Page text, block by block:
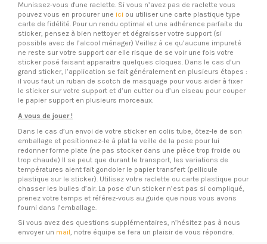
Munissez-vous d'une raclette. Si vous n’avez pas de raclette vous
pouvez vous en procurer une ici ou utiliser une carte plastique type
carte de fidélité. Pour un rendu optimal et une adhérence parfaite du
sticker, pensez à bien nettoyer et dégraisser votre support (si
possible avec de l’alcool ménager) Veillez à ce qu’aucune impureté
ne reste sur votre support car elle risque de se voir une fois votre
sticker posé faisant apparaitre quelques cloques. Dans le cas d’un
grand sticker, l’application se fait généralement en plusieurs étapes :
il vous faut un ruban de scotch de masquage pour vous aider à fixer
le sticker sur votre support et d’un cutter ou d’un ciseau pour couper
le papier support en plusieurs morceaux.
A vous de jouer !
Dans le cas d’un envoi de votre sticker en colis tube, ôtez-le de son
emballage et positionnez-le à plat la veille de la pose pour lui
redonner forme plate (ne pas stocker dans une pièce trop froide ou
trop chaude) Il se peut que durant le transport, les variations de
températures aient fait gondoler le papier transfert (pellicule
plastique sur le sticker). Utilisez votre raclette ou carte plastique pour
chasser les bulles d’air. La pose d’un sticker n’est pas si compliqué,
prenez votre temps et référez-vous au guide que nous vous avons
fourni dans l’emballage.
Si vous avez des questions supplémentaires, n’hésitez pas à nous
envoyer un mail, notre équipe se fera un plaisir de vous répondre.